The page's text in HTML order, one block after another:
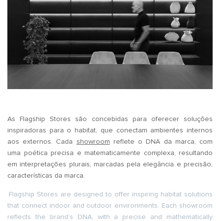
As Flagship Stores são concebidas para oferecer soluções
inspiradoras para o habitat, que conectam ambientes internos
aos externos. Cada showroom reflete o DNA da marca, com
uma poética precisa e matematicamente complexa, resultando
em interpretações plurais, marcadas pela elegância e precisão,
características da marca.
Flagship Stores are designed to offer inspiring habitat solutions
that connect indoor and outdoor environments. Each showroom
reflects the brand’s DNA, with a precise and mathematically